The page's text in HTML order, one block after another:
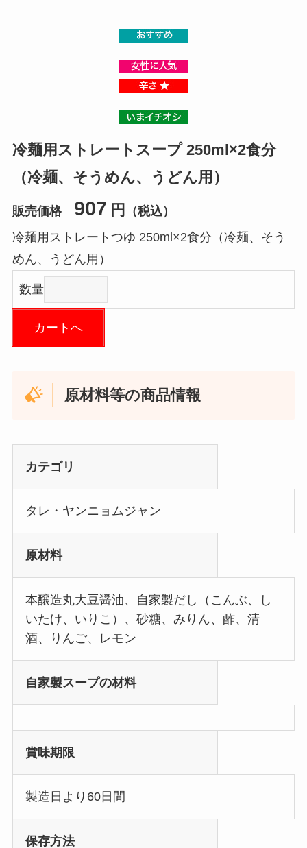
冷麺用ストレートスープ 250ml×2食分
（冷麺、そうめん、うどん用）
販売価格 907 円
（税込）
冷麺用ストレートつゆ 250ml×2食分（冷麺、そう
めん、うどん用）
数量
カートへ
原材料等の商品情報
カテゴリ
タレ・ヤンニョムジャン
原材料
本醸造丸大豆醤油、自家製だし（こんぶ、し
いたけ、いりこ）、砂糖、みりん、酢、清
酒、りんご、レモン
自家製スープの材料
賞味期限
製造日より60日間
保存方法